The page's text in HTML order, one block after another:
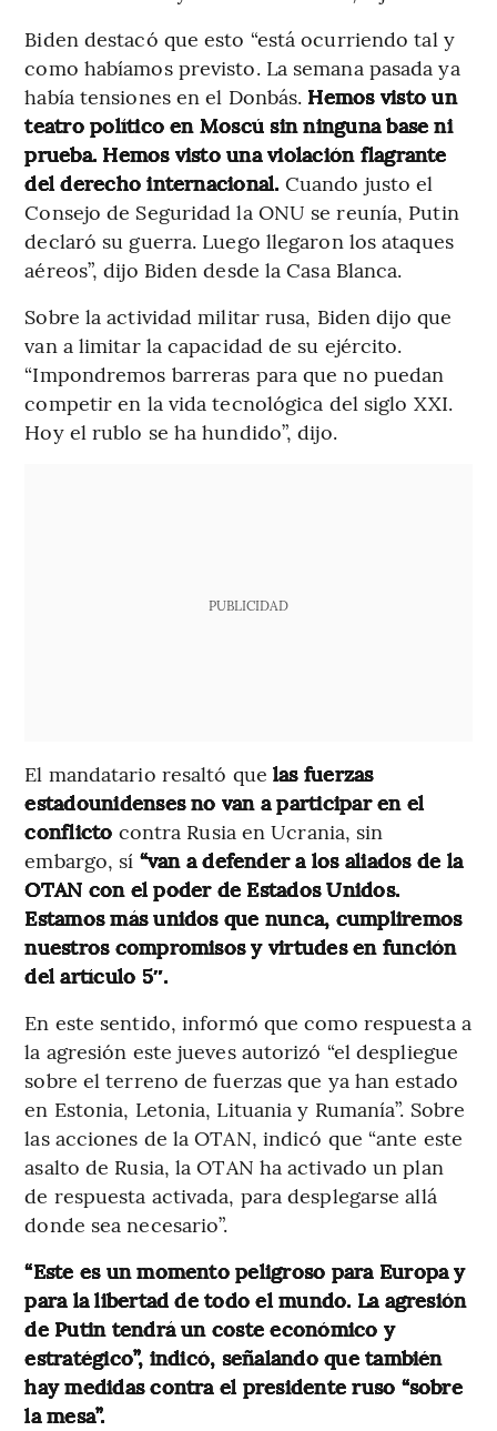
Biden destacó que esto “está ocurriendo tal y
como habíamos previsto. La semana pasada ya
había tensiones en el Donbás. Hemos visto un
teatro político en Moscú sin ninguna base ni
prueba. Hemos visto una violación flagrante
del derecho internacional. Cuando justo el
Consejo de Seguridad la ONU se reunía, Putin
declaró su guerra. Luego llegaron los ataques
aéreos”, dijo Biden desde la Casa Blanca.
Sobre la actividad militar rusa, Biden dijo que
van a limitar la capacidad de su ejército.
“Impondremos barreras para que no puedan
competir en la vida tecnológica del siglo XXI.
Hoy el rublo se ha hundido”, dijo.
PUBLICIDAD
El mandatario resaltó que las fuerzas
estadounidenses no van a participar en el
conflicto contra Rusia en Ucrania, sin
embargo, sí “van a defender a los aliados de la
OTAN con el poder de Estados Unidos.
Estamos más unidos que nunca, cumpliremos
nuestros compromisos y virtudes en función
del artículo 5″.
En este sentido, informó que como respuesta a
la agresión este jueves autorizó “el despliegue
sobre el terreno de fuerzas que ya han estado
en Estonia, Letonia, Lituania y Rumanía”. Sobre
las acciones de la OTAN, indicó que “ante este
asalto de Rusia, la OTAN ha activado un plan
de respuesta activada, para desplegarse allá
donde sea necesario”.
“Este es un momento peligroso para Europa y
para la libertad de todo el mundo. La agresión
de Putin tendrá un coste económico y
estratégico”, indicó, señalando que también
hay medidas contra el presidente ruso “sobre
la mesa”.